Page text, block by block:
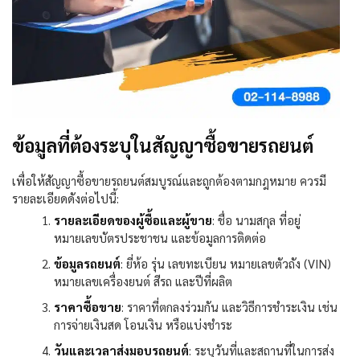
ข้อมูลที่ต้องระบุในสัญญาซื้อขายรถยนต์
เพื่อให้สัญญาซื้อขายรถยนต์สมบูรณ์และถูกต้องตามกฎหมาย ควรมี
รายละเอียดดังต่อไปนี้:
รายละเอียดของผู้ซื้อและผู้ขาย: ชื่อ นามสกุล ที่อยู่
หมายเลขบัตรประชาชน และข้อมูลการติดต่อ
ข้อมูลรถยนต์: ยี่ห้อ รุ่น เลขทะเบียน หมายเลขตัวถัง (VIN)
หมายเลขเครื่องยนต์ สีรถ และปีที่ผลิต
ราคาซื้อขาย: ราคาที่ตกลงร่วมกัน และวิธีการชำระเงิน เช่น
การจ่ายเงินสด โอนเงิน หรือแบ่งชำระ
วันและเวลาส่งมอบรถยนต์: ระบุวันที่และสถานที่ในการส่ง